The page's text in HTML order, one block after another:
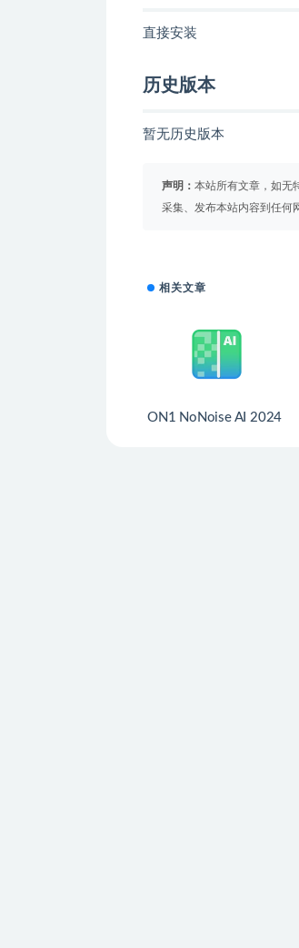
直接安装
历史版本
暂无历史版本
声明： 本站所有文章，如无
采集、发布本站内容到任何
相关文章
ON1 NoNoise AI 2024